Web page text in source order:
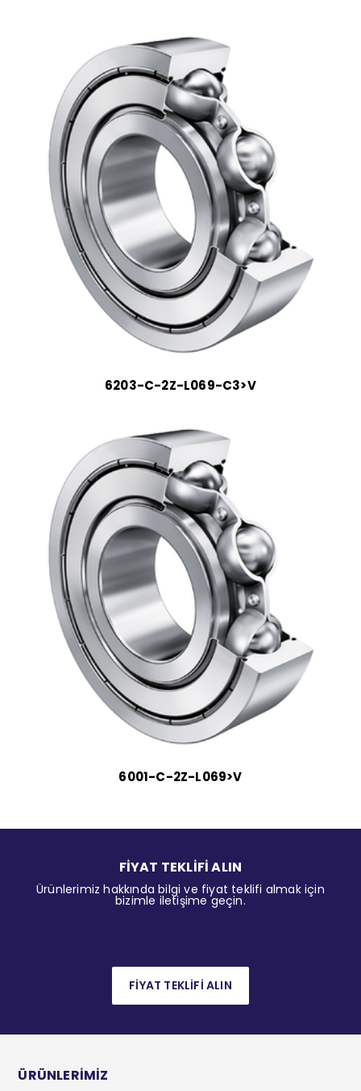
6203-C-2Z-L069-C3>V
6001-C-2Z-L069>V
FİYAT TEKLİFİ ALIN
Ürünlerimiz hakkında bilgi ve fiyat teklifi almak için
bizimle iletişime geçin.
FİYAT TEKLİFİ ALIN
ÜRÜNLERİMİZ